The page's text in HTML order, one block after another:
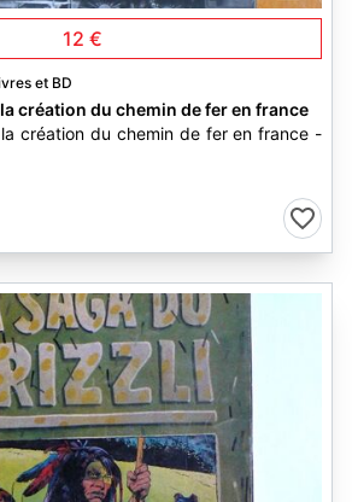
12 €
et BD
création du chemin de fer en france
création du chemin de fer en france -